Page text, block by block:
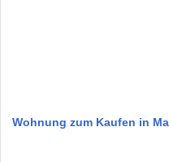
Wohnung zum Kaufen in